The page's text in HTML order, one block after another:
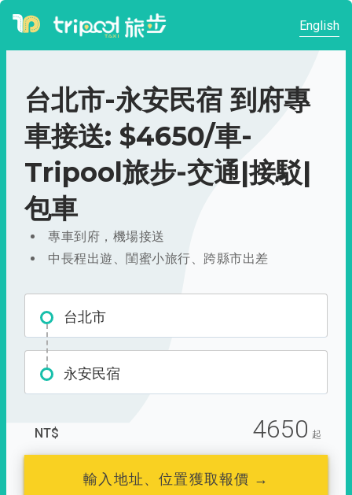
English
台北市-永安民宿 到府專
車接送: $4650/車-
Tripool旅步-交通|接駁|
包車
專車到府，機場接送
中長程出遊、閨蜜小旅行、跨縣市出差
台北市
永安民宿
NT$ 4650 起
輸入地址、位置獲取報價 →